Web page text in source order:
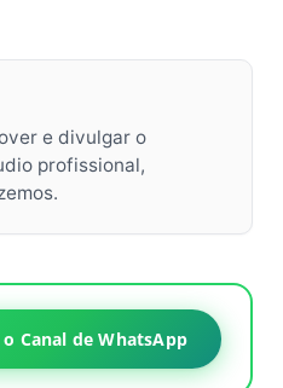
e divulgar o
profissional,
o Canal de WhatsApp